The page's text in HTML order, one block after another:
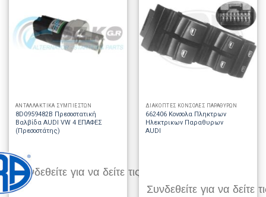
ΑΝΤΑΛΛΑΚΤΙΚΑ ΣΥΜΠΙΕΣΤΩΝ
8D0959482B Πρεσοστατική
Βαλβίδα AUDI VW 4 ΕΠΑΦΕΣ
(Πρεσοστάτης)
Συνδεθείτε για να δείτε τις τιμές
ΔΙΑΚΟΠΤΕΣ ΚΟΝΣΟΛΕΣ ΠΑΡΑΘΥΡΩΝ
662406 Κονσολα Πληκτρων
Ηλεκτρικων Παραθυρων
AUDI
Συνδεθείτε για να δείτε